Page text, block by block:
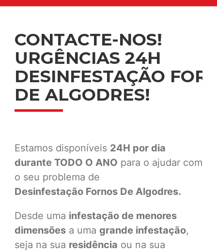
CONTACTE-NOS!
URGÊNCIAS 24H
DESINFESTAÇÃO
DE ALGODRES!
Estamos disponíveis 24H por dia
durante TODO O ANO para o ajudar com
o seu problema de
Desinfestação Fornos De Algodres.
Desde uma infestação de menores
dimensões a uma grande infestação,
seja na sua residência ou na sua